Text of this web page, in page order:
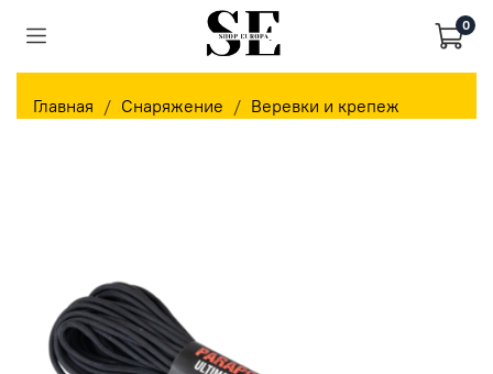
0
Главная Снаряжение Веревки и крепеж